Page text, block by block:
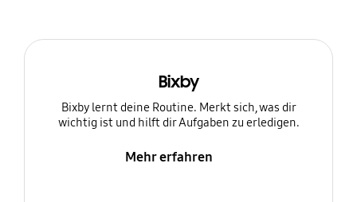
Bixby
Bixby lernt deine Routine. Merkt sich, was dir
wichtig ist und hilft dir Aufgaben zu erledigen.
Mehr erfahren